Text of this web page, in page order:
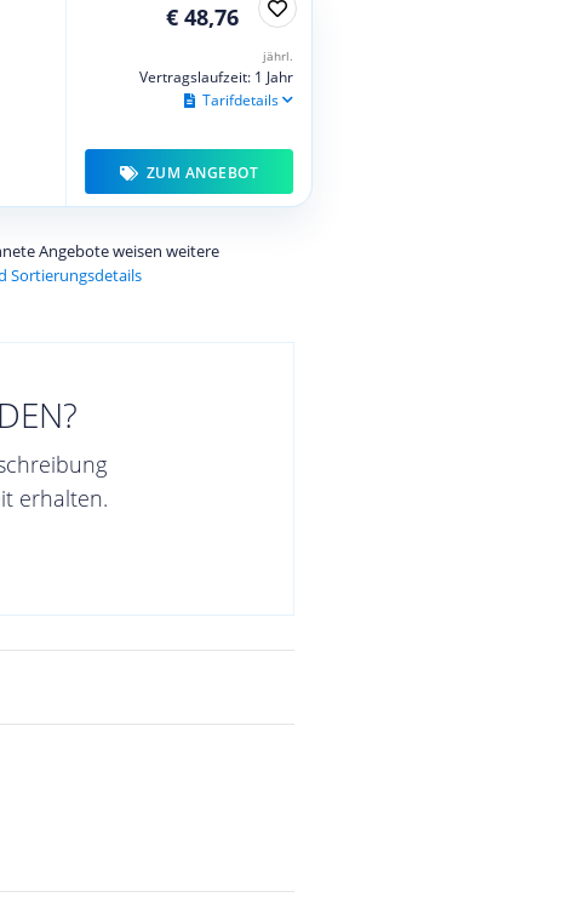
€ 48,76
jährl.
Vertragslaufzeit: 1 Jahr
Tarifdetails
ZUM ANGEBOT
Angebote weisen weitere
Sortierungsdetails
erhalten.